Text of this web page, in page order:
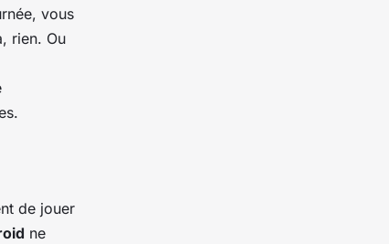
vous
rien. Ou
de jouer
ne